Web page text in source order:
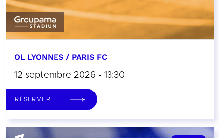
OL LYONNES / PARIS FC
12 septembre 2026 - 13:30
RÉSERVER